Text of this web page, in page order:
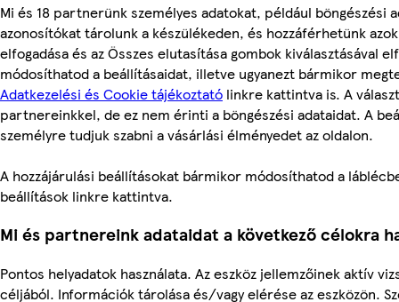
Mi és 18 partnerünk személyes adatokat, például böngészési
azonosítókat tárolunk a készülékeden, és hozzáférhetünk
elfogadása és az Összes elutasítása gombok kiválasztásával
módosíthatod a beállításaidat, illetve ugyanezt bármikor
Adatkezelési és Cookie tájékoztató linkre kattintva is. A
partnereinkkel, de ez nem érinti a böngészési adataidat. A
személyre tudjuk szabni a vásárlási élményedet az oldalon.
A hozzájárulási beállításokat bármikor módosíthatod a
beállítások linkre kattintva.
Mi és partnereink adataidat a következő célokra
Pontos helyadatok használata. Az eszköz jellemzőinek aktív
céljából. Információk tárolása és/vagy elérése az eszközön.